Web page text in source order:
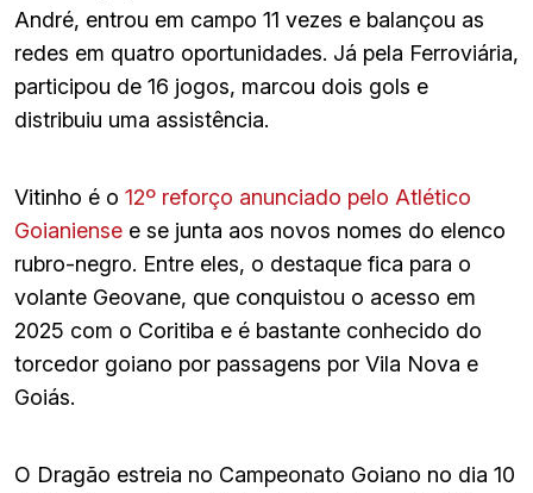
André, entrou em campo 11 vezes e balançou as
redes em quatro oportunidades. Já pela Ferroviária,
participou de 16 jogos, marcou dois gols e
distribuiu uma assistência.
Vitinho é o 12º reforço anunciado pelo Atlético
Goianiense e se junta aos novos nomes do elenco
rubro-negro. Entre eles, o destaque fica para o
volante Geovane, que conquistou o acesso em
2025 com o Coritiba e é bastante conhecido do
torcedor goiano por passagens por Vila Nova e
Goiás.
O Dragão estreia no Campeonato Goiano no dia 10